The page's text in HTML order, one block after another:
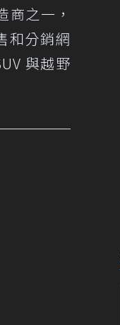
商之一，
和分銷網
與越野